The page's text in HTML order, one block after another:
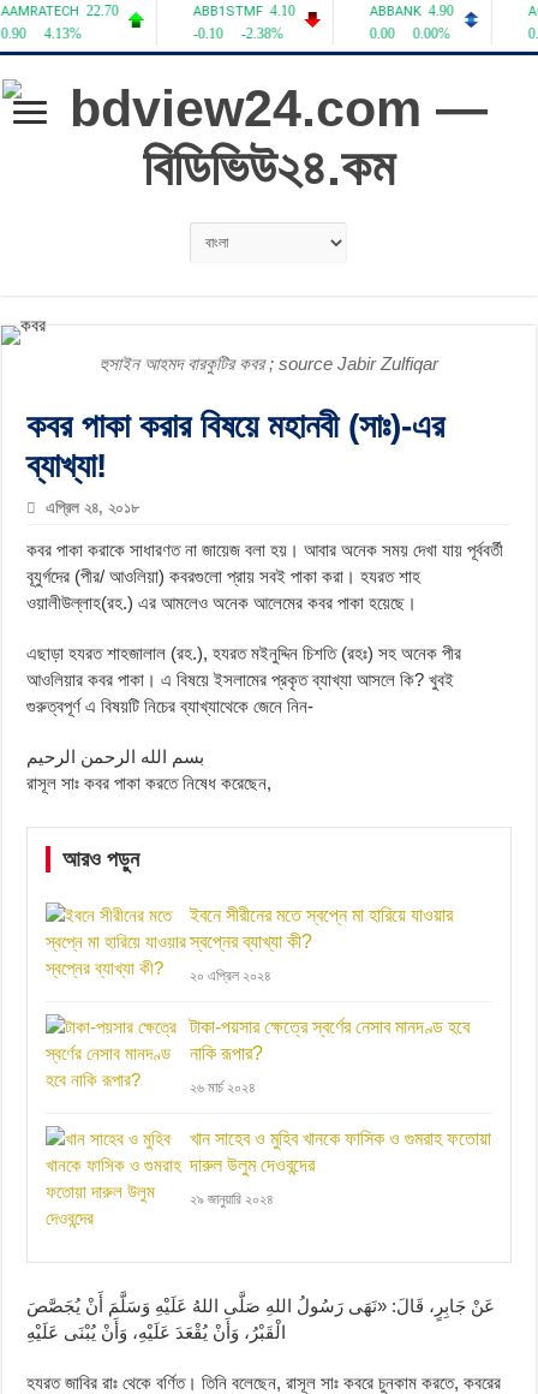
হুসাইন আহমদ বারকুটির কবর ; source Jabir Zulfiqar
কবর পাকা করার বিষয়ে মহানবী (সাঃ)-এর
ব্যাখ্যা!
এপ্রিল ২৪, ২০১৮
কবর পাকা করাকে সাধারণত না জায়েজ বলা হয়। আবার অনেক সময় দেখা যায় পূর্ববর্তী
বূযুর্গদের (পীর/ আওলিয়া) কবরগুলো প্রায় সবই পাকা করা। হযরত শাহ
ওয়ালীউল্লাহ(রহ.) এর আমলেও অনেক আলেমের কবর পাকা হয়েছে।
এছাড়া হযরত শাহজালাল (রহ.), হযরত মইনুদ্দিন চিশতি (রহঃ) সহ অনেক পীর
আওলিয়ার কবর পাকা। এ বিষয়ে ইসলামের প্রকৃত ব্যাখ্যা আসলে কি? খুবই
গুরুত্বপূর্ণ এ বিষয়টি নিচের ব্যাখ্যাথেকে জেনে নিন-
بسم الله الرحمن الرحيم
রাসূল সাঃ কবর পাকা করতে নিষেধ করেছেন,
আরও পড়ুন
ইবনে সীরীনের মতে স্বপ্নে মা হারিয়ে যাওয়ার
স্বপ্নের ব্যাখ্যা কী?
২০ এপ্রিল ২০২৪
টাকা-পয়সার ক্ষেত্রে স্বর্ণের নেসাব মানদণ্ড হবে
নাকি রূপার?
২৬ মার্চ ২০২৪
খান সাহেব ও মুহিব খানকে ফাসিক ও গুমরাহ ফতোয়া
দারুল উলুম দেওবন্দের
২৯ জানুয়ারি ২০২৪
عَنْ جَابِرٍ، قَالَ: «نَهَى رَسُولُ اللهِ صَلَّى اللهُ عَلَيْهِ وَسَلَّمَ أَنْ يُجَصَّصَ
الْقَبْرُ، وَأَنْ يُقْعَدَ عَلَيْهِ، وَأَنْ يُبْنَى عَلَيْهِ
হযরত জাবির রাঃ থেকে বর্ণিত। তিনি বলেছেন, রাসূল সাঃ কবরে চুনকাম করতে, কবরের